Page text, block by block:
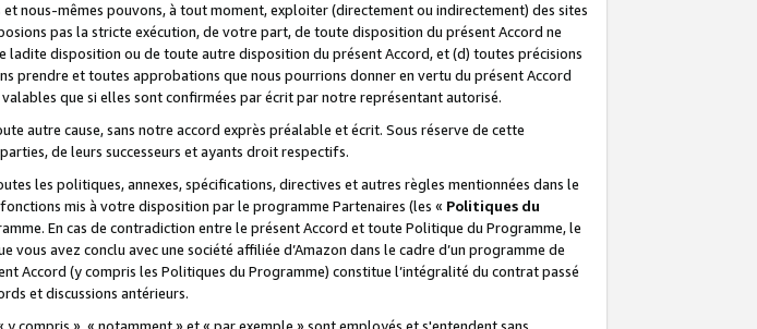
nous-mêmes pouvons, à tout moment, exploiter (directement ou indirectement) des sites
pas la stricte exécution, de votre part, de toute disposition du présent Accord ne
disposition ou de toute autre disposition du présent Accord, et (d) toutes précisions
prendre et toutes approbations que nous pourrions donner en vertu du présent Accord
que si elles sont confirmées par écrit par notre représentant autorisé.
autre cause, sans notre accord exprès préalable et écrit. Sous réserve de cette
de leurs successeurs et ayants droit respectifs.
les politiques, annexes, spécifications, directives et autres règles mentionnées dans le
mis à votre disposition par le programme Partenaires (les « Politiques du
En cas de contradiction entre le présent Accord et toute Politique du Programme, le
avez conclu avec une société affiliée d’Amazon dans le cadre d’un programme de
Accord (y compris les Politiques du Programme) constitue l’intégralité du contrat passé
et discussions antérieurs.